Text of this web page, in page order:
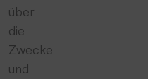
über
die
Zwecke
und